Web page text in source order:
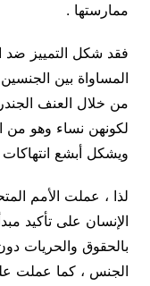
ممارستها .
فقد شكل التمييز ضد
المساواة بين الجنسين
من خلال العنف
لكونهن نساء وهو من
ويشكل أبشع
لذا ، عملت الأمم
الإنسان على تأكيد
بالحقوق والحريات
الجنس ، كما عملت